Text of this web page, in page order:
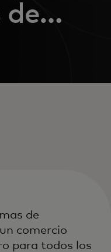
de
de
comercio
para todos los